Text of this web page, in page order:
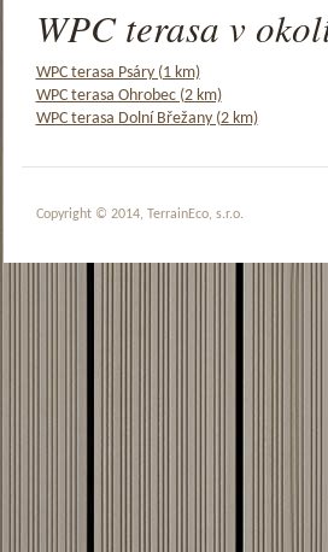
WPC terasa v
WPC terasa Psáry (1 km)
WPC terasa Ohrobec (2 km)
WPC terasa Dolní Břežany (2 km)
Copyright © 2014, TerrainEco, s.r.o.